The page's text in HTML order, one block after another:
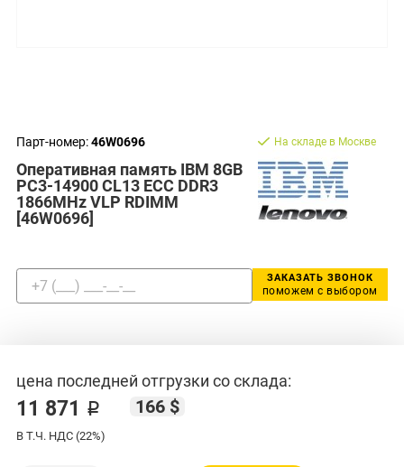
Парт-номер:46W0696
Оперативная память IBM 8GB
PC3-14900 CL13 ECC DDR3
1866MHz VLP RDIMM
[46W0696]
На складе в Москве
ЗАКАЗАТЬ ЗВОНОК
поможем с выбором
цена последней отгрузки со склада:
11 871 ₽ 166 $
В Т.Ч. НДС (22%)